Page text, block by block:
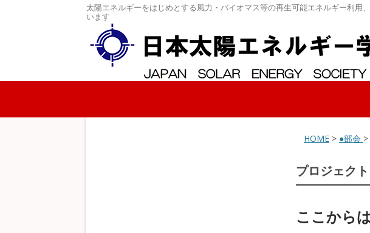
太陽エネルギーをはじめとする風力・バイオマス等の再生可能エネルギー利
います
コンテンツへスキップ
HOME > ●部会 >
プロジェク
ここから